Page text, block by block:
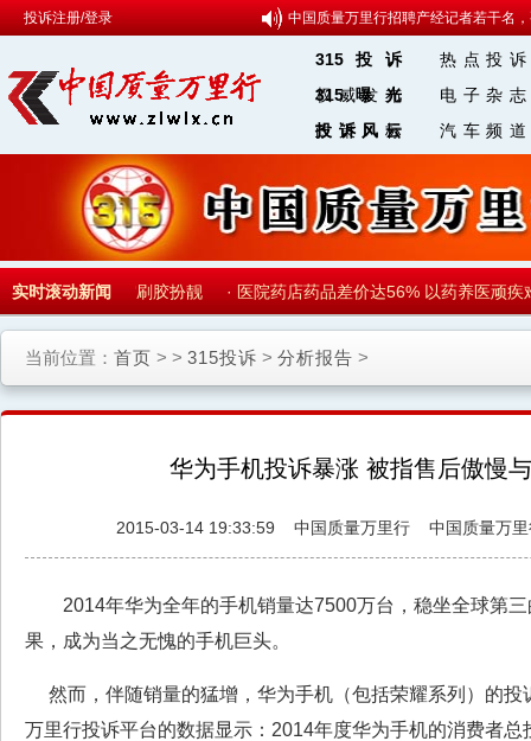
投诉注册/登录 中国质量万里行招聘产经记者若干名
315投诉
热点投诉
权威发布
315曝光
电子杂志
政策风标
投诉风云
汽车频道
实时滚动新闻
加盐增重燕窝刷胶扮靓 医院药店药品差价达56% 以药养医顽疾难
当前位置： 首页 > > 315投诉 > 分析报告 >
华为手机投诉暴涨 被指售后傲慢
2015-03-14 19:33:59 中国质量万里行 中国质量万
2014年华为全年的手机销量达7500万台，稳坐全球第三
果，成为当之无愧的手机巨头。
然而，伴随销量的猛增，华为手机（包括荣耀系列）的投
万里行投诉平台的数据显示：2014年度华为手机的消费者